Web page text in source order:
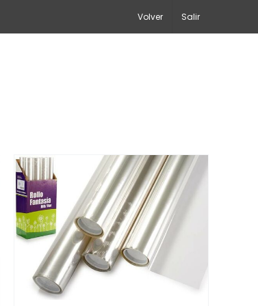
Volver Salir
/ DETALLES